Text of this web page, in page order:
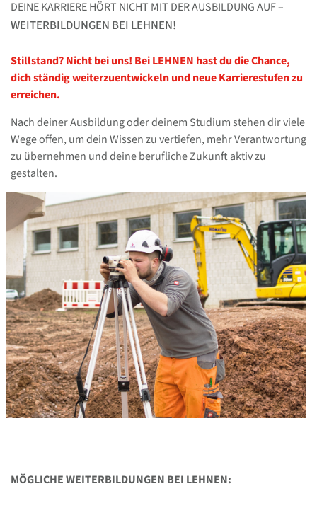
DEINE KARRIERE HÖRT NICHT MIT DER AUSBILDUNG AUF –
WEITERBILDUNGEN BEI LEHNEN!
Stillstand? Nicht bei uns! Bei LEHNEN hast du die Chance,
dich ständig weiterzuentwickeln und neue Karrierestufen zu
erreichen.
Nach deiner Ausbildung oder deinem Studium stehen dir viele
Wege offen, um dein Wissen zu vertiefen, mehr Verantwortung
zu übernehmen und deine berufliche Zukunft aktiv zu
gestalten.
MÖGLICHE WEITERBILDUNGEN BEI LEHNEN: